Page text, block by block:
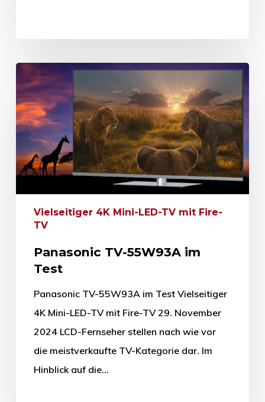
Vielseitiger 4K Mini-LED-TV mit Fire-
TV
Panasonic TV-55W93A im
Test
Panasonic TV-55W93A im Test Vielseitiger
4K Mini-LED-TV mit Fire-TV 29. November
2024 LCD-Fernseher stellen nach wie vor
die meistverkaufte TV-Kategorie dar. Im
Hinblick auf die…